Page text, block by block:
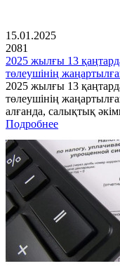
15.01.2025
2081
2025 жылғы 13
төлеушінің
2025 жылғы 13
төлеушінің
алғанда, салықтық
Подробнее